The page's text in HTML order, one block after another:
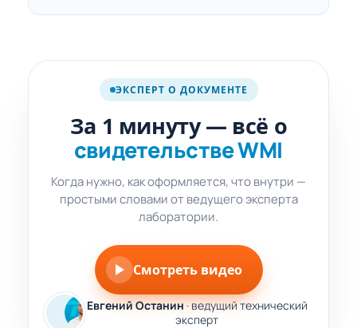
SHORT ·1 мин
WMI
ЭКСПЕРТ О ДОКУМЕНТЕ
За 1 минуту — всё о
свидетельстве WMI
Когда нужно, как оформляется, что внутри —
простыми словами от ведущего эксперта
лаборатории.
Смотреть видео
Евгений Останин· ведущий технический
эксперт